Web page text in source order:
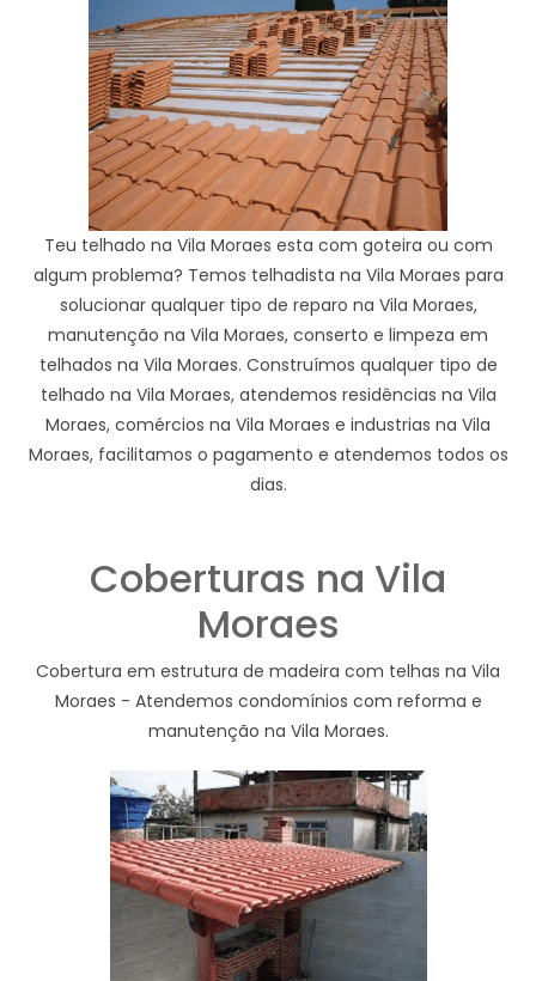
Teu telhado na Vila Moraes esta com goteira ou com
algum problema? Temos telhadista na Vila Moraes para
solucionar qualquer tipo de reparo na Vila Moraes,
manutenção na Vila Moraes, conserto e limpeza em
telhados na Vila Moraes. Construímos qualquer tipo de
telhado na Vila Moraes, atendemos residências na Vila
Moraes, comércios na Vila Moraes e industrias na Vila
Moraes, facilitamos o pagamento e atendemos todos os
dias.
Coberturas na Vila
Moraes
Cobertura em estrutura de madeira com telhas na Vila
Moraes - Atendemos condomínios com reforma e
manutenção na Vila Moraes.